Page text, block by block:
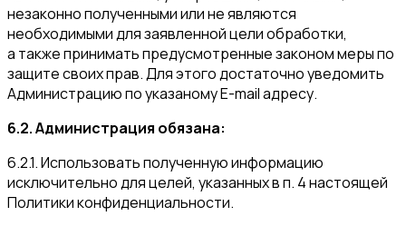
незаконно полученными или не являются
необходимыми для заявленной цели обработки,
а также принимать предусмотренные законом меры по
защите своих прав. Для этого достаточно уведомить
Администрацию по указаному E-mail адресу.
6.2. Администрация обязана:
6.2.1. Использовать полученную информацию
исключительно для целей, указанных в п. 4 настоящей
Политики конфиденциальности.